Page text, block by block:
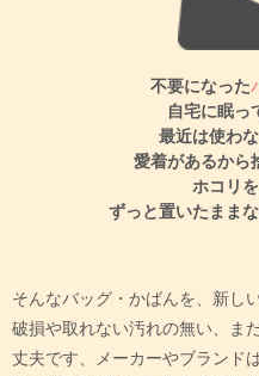
不要になった
自宅に眠っ
最近は使わ
愛着があるから
ホコリを
ずっと置いたまま
そんなバッグ・かばんを、新し
破損や取れない汚れの無い、ま
丈夫です、メーカーやブランド